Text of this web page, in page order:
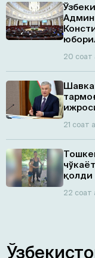
20 соат
21 соат
қолди
22 соат